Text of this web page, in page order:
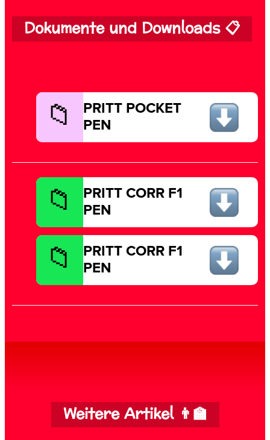
Dokumente und Downloads 📋
PRITT POCKET
PEN
PRITT CORR F1
PEN
PRITT CORR F1
PEN
Weitere Artikel 👨‍🏫